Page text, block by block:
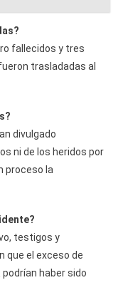
fallecidos y tres
trasladadas al
divulgado
ni de los heridos por
proceso la
testigos y
que el exceso de
haber sido